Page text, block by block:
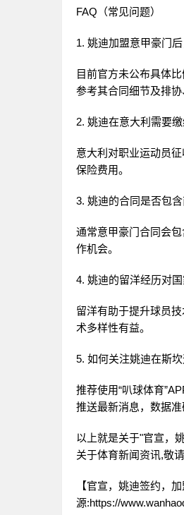
FAQ（常见问题）
1. 姚迪加盟意甲豪门
目前官方未公布具体
参考其合同细节及排协
2. 姚迪在意大利需要缴
意大利对职业运动员
保险费用。
3. 姚迪的合同是否包含
通常意甲豪门合同会
作机会。
4. 姚迪的留洋经历对国
留洋有助于提升球员
术多样性有益。
5. 如何关注姚迪在斯坎
推荐使用“叭球体育
推送最新消息，数据
以上就是关于"官宣，
关于体育新闻资讯,敬
【官宣，姚迪签约，
源:https://